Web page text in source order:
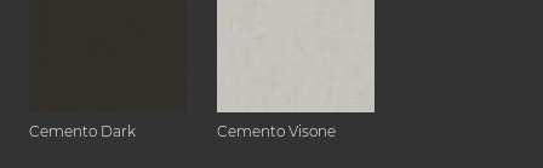
Cemento Dark Cemento Visone